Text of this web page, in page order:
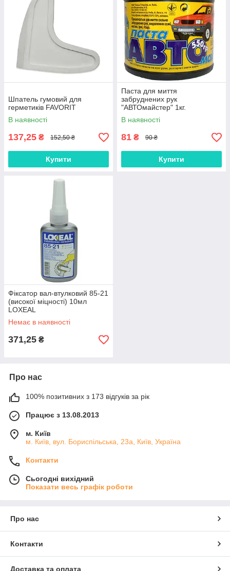
Шпатель гумовий для
герметиків FAVORIT
В наявності
137,25 ₴ 152,50 ₴
Купити
Паста для миття
забруднених рук
"АВТОмайстер" 1кг.
В наявності
81 ₴ 90 ₴
Купити
Фіксатор вал-втулковий 85-21
(високої міцності) 10мл
LOXEAL
Немає в наявності
371,25 ₴
Про нас
100% позитивних з 173 відгуків за рік
Працює з 13.08.2013
м. Київ
м. Київ, вул. Бориспільська, 23а, Київ, Україна
Контакти
Сьогодні вихідний
Показати весь графік роботи
Про нас
Контакти
Доставка та оплата